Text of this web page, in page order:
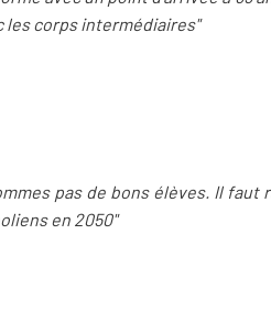
les corps intermédiaires"
pas de bons élèves. Il faut
en 2050"